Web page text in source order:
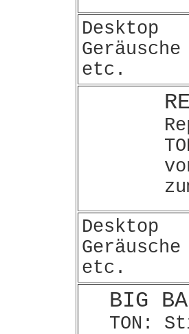
Desktop
etc.
Desktop
etc.
BIG
TON: